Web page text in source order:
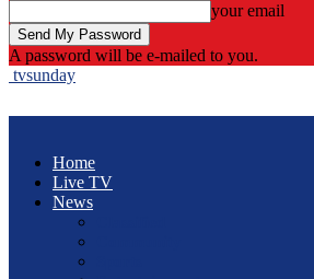
your email
A password will be e-mailed to you.
tvsunday
Home
Live TV
News